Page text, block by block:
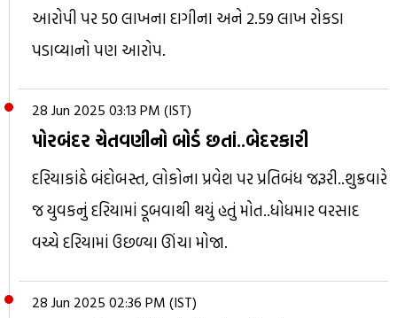
આરોપી પર 50 લાખના દાગીના અને 2.59 લાખ રોકડા
પડાવ્યાનો પણ આરોપ.
28 Jun 2025 03:13 PM (IST)
પોરબંદર ચેતવણીનો બોર્ડ છતાં..બેદરકારી
દરિયાકાંઠે બંદોબસ્ત, લોકોના પ્રવેશ પર પ્રતિબંધ જરૂરી..શુક્રવારે
જ યુવકનું દરિયામાં ડૂબવાથી થયું હતું મોત..ધોધમાર વરસાદ
વચ્ચે દરિયામાં ઉછળ્યા ઊંચા મોજા.
28 Jun 2025 02:36 PM (IST)